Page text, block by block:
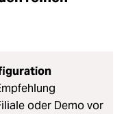
oder Demo vor